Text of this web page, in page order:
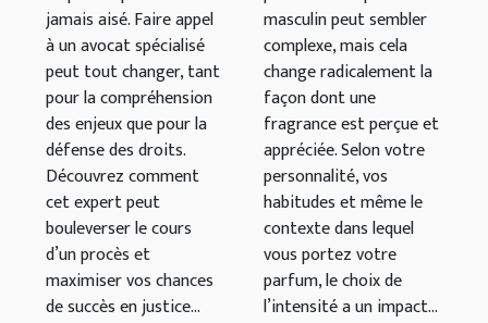
jamais aisé. Faire appel
à un avocat spécialisé
peut tout changer, tant
pour la compréhension
des enjeux que pour la
défense des droits.
Découvrez comment
cet expert peut
bouleverser le cours
d’un procès et
maximiser vos chances
de succès en justice...
masculin peut sembler
complexe, mais cela
change radicalement la
façon dont une
fragrance est perçue et
appréciée. Selon votre
personnalité, vos
habitudes et même le
contexte dans lequel
vous portez votre
parfum, le choix de
l’intensité a un impact...